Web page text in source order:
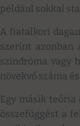
például sokkal
A fiatalkori
szerint azonban
szindróma vagy
növekvő száma
Egy másik teória
összefüggést a